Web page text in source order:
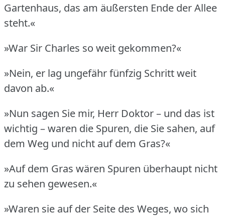
Gartenhaus, das am äußersten Ende der Allee
steht.«
»War Sir Charles so weit gekommen?«
»Nein, er lag ungefähr fünfzig Schritt weit
davon ab.«
»Nun sagen Sie mir, Herr Doktor – und das ist
wichtig – waren die Spuren, die Sie sahen, auf
dem Weg und nicht auf dem Gras?«
»Auf dem Gras wären Spuren überhaupt nicht
zu sehen gewesen.«
»Waren sie auf der Seite des Weges, wo sich